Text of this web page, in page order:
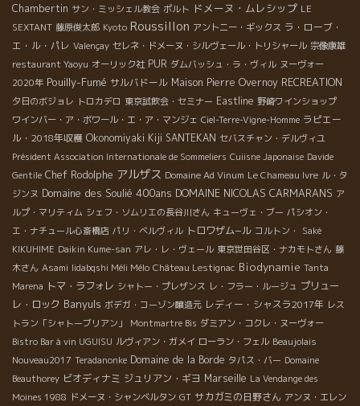
Chambertin サン・ミッシェル教会 ポルト ドメーヌ・ムレシップ LE
SEXTANT 藤原俊太郎 Kyoto Roussillon アントニー・ギックス ラ・ローブ・
エ・ル・パレ Valençay セレネ・ドメーヌ・シルヴェール・トリシャール 宗像康雄
restaurant Yaoyu オーリック社 PUR ダムバッシュ・ラ・ヴィル ヌーヴォー
2020年 Pouilly-Fumé サルバドール Maison Pierre Overnoy RECREATION
夕日のボジョレ トロカデロ 東京試飲会・セミナー Eastline 野崎ワインショップ
ワインバー・ア・ボワール・エ・ア・マンジェ Ciel-Terre-Vigne-Homme ラピエー
ル・2018年収穫 Okonomiyaki Kiji SANTEKAN セバスチャン・デルヴィユ
Président Association Internationale de Sommeliers Cuiisne Japonaise Davide
Gentile Chef Rodolphe アルザス Domaine Ad Vinum Le Chameau Ivre ル・タ
ジンヌ Domaine des Soulié 400ans DOMAINE NICOLAS CARMARANS ア
ルプ・マリティム シェフ・ソムリエの長谷川さん キューヴェ・ブー パシオン・
エ・ナチュール心斎橋店 パリ・ベルヴィル トロワザム−ル コルトン・
Saké
KIKUHIME Daikin Kume-san アレ・レ・ヴェール 東京世田谷区・ナカモトさん 藤
木さん Asami Iidabqshi Méli Mélo Château Lestignac Biodynamie Tanta
Marena トマ・ラフォレ シャトー・プレザンス レ・フラー・ルージュ プリュー
レ・ロック Banyuls ボデガ・コーゾン醸造元 レディー・シャスラ2017年 レス
トラン「シャトーブリアン」
Montmartre Bis ダミアン・コクレ・ヌーヴォー
Bistro Bar à vin UGUISU ルヴィアン・ガメイ ローラン・フェル Beaujolais
Nouveau2017 Teradanonke Domaine de la Borde タパス・バー Domaine
Beauthorey ビオディナミ ジュリアン・ギヨ Marseille La Vendange des
Moines 1988 ドメーヌ・シャンベルタン GT サカガミの日野さん アンヌ・エレン